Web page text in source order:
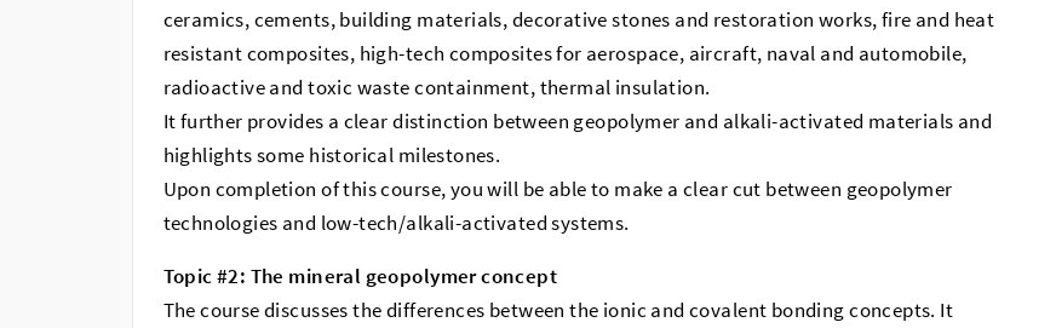
ceramics, cements, building materials, decorative stones and restoration works, fire and heat
resistant composites, high-tech composites for aerospace, aircraft, naval and automobile,
radioactive and toxic waste containment, thermal insulation.
It further provides a clear distinction between geopolymer and alkali-activated materials and
highlights some historical milestones.
Upon completion of this course, you will be able to make a clear cut between geopolymer
technologies and low-tech/alkali-activated systems.
Topic #2: The mineral geopolymer concept
The course discusses the differences between the ionic and covalent bonding concepts. It